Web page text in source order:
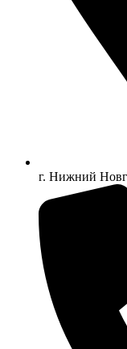
г. Нижний